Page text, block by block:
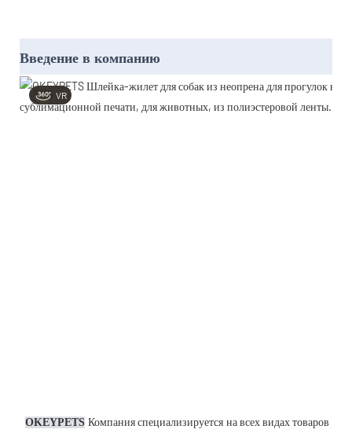
Введение в компанию
VR
OKEYPETS Компания специализируется на всех видах товаров